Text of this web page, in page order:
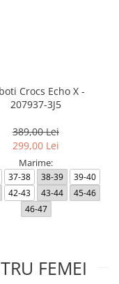
Crocs Echo X -
207937-3J5
389,00 Lei
299,00 Lei
Marime:
37-38 38-39
39-40
42-43 43-44
45-46
46-47
FEMEI